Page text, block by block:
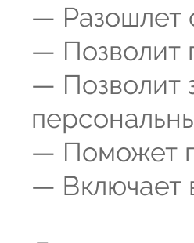
— Разошлет
— Позволит
— Позволит
— Поможет
— Включает